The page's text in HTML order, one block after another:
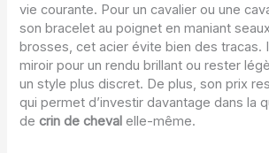
vie courante. Pour un cavalier ou une
son bracelet au poignet en maniant
brosses, cet acier évite bien des tracas.
miroir pour un rendu brillant ou rester
un style plus discret. De plus, son prix
qui permet d’investir davantage dans la
decrin de cheval elle-même.